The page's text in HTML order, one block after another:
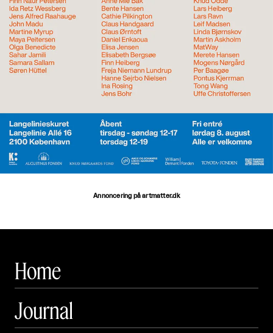
Annoncering på artmatter.dk
Home
Journal